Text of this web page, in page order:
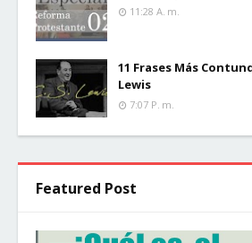
11:28 A. M.
11 Frases Más
Lewis
7:07 P. M.
Featured Post